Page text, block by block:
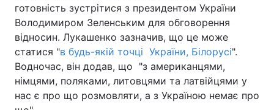
готовність зустрітися з президентом України
Володимиром Зеленським для обговорення
відносин. Лукашенко зазначив, що це може
статися "в будь-якій точці України, Білорусі".
Водночас, він додав, що "з американцями,
німцями, поляками, литовцями та латвійцями у
нас є про що розмовляти, а з Україною немає про